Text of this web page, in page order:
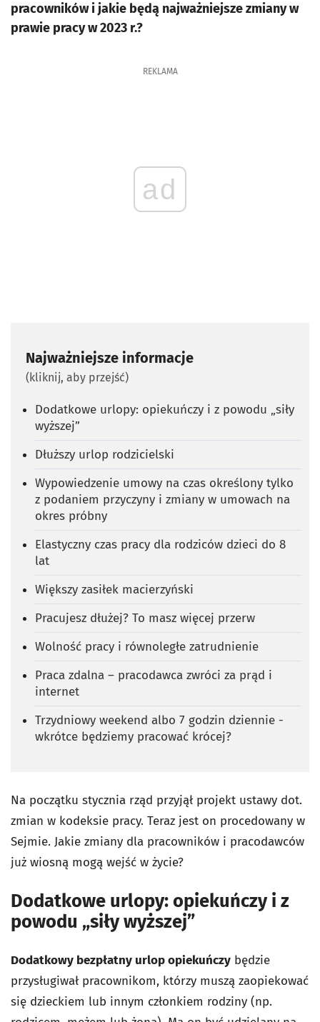
pracowników i jakie będą najważniejsze zmiany w
prawie pracy w 2023 r.?
REKLAMA
ad
Najważniejsze informacje
(kliknij, aby przejść)
Dodatkowe urlopy: opiekuńczy i z powodu „siły
wyższej”
Dłuższy urlop rodzicielski
Wypowiedzenie umowy na czas określony tylko
z podaniem przyczyny i zmiany w umowach na
okres próbny
Elastyczny czas pracy dla rodziców dzieci do 8
lat
Większy zasiłek macierzyński
Pracujesz dłużej? To masz więcej przerw
Wolność pracy i równoległe zatrudnienie
Praca zdalna – pracodawca zwróci za prąd i
internet
Trzydniowy weekend albo 7 godzin dziennie -
wkrótce będziemy pracować krócej?
Na początku stycznia rząd przyjął projekt ustawy dot.
zmian w kodeksie pracy. Teraz jest on procedowany w
Sejmie. Jakie zmiany dla pracowników i pracodawców
już wiosną mogą wejść w życie?
Dodatkowe urlopy: opiekuńczy i z
powodu „siły wyższej”
Dodatkowy bezpłatny urlop opiekuńczy będzie
przysługiwał pracownikom, którzy muszą zaopiekować
się dzieckiem lub innym członkiem rodziny (np.